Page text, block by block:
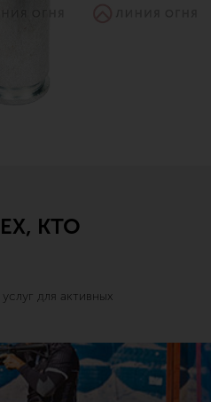
КТО
для активных